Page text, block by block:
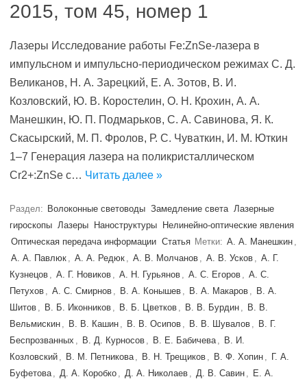
2015, том 45, номер 1
Лазеры Исследование работы Fe:ZnSe-лазера в
импульсном и импульсно-периодическом режимах С. Д.
Великанов, Н. А. Зарецкий, Е. А. Зотов, В. И.
Козловский, Ю. В. Коростелин, О. Н. Крохин, А. А.
Манешкин, Ю. П. Подмарьков, С. А. Савинова, Я. К.
Скасырский, М. П. Фролов, Р. С. Чуваткин, И. М. Юткин
1–7 Генерация лазера на поликристаллическом
Cr2+:ZnSe с… Читать далее »
Раздел: Волоконные световоды Замедление света Лазерные
гироскопы Лазеры Наноструктуры
Нелинейно-оптические явления
Оптическая передача информации Статья Метки: А. А. Манешкин ,
А. А. Павлюк , А. А. Редюк , А. В. Молчанов , А. В. Усков , А. Г.
Кузнецов , А. Г. Новиков , А. Н. Гурьянов , А. С. Егоров , А. С.
Петухов , А. С. Смирнов , В. А. Конышев , В. А. Макаров , В. А.
Шитов , В. Б. Иконников , В. Б. Цветков , В. В. Бурдин , В. В.
Вельмискин , В. В. Кашин , В. В. Осипов , В. В. Шувалов , В. Г.
Беспрозванных , В. Д. Курносов , В. Е. Бабичева , В. И.
Козловский , В. М. Петникова , В. Н. Трещиков , В. Ф. Хопин , Г. А.
Буфетова , Д. А. Коробко , Д. А. Николаев , Д. В. Савин , Е. А.